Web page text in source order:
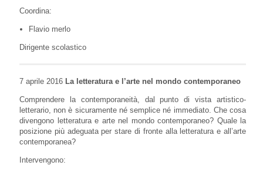
Coordina:
Flavio merlo
Dirigente scolastico
7 aprile 2016 La letteratura e l’arte nel mondo contemporaneo
Comprendere la contemporaneità, dal punto di vista artistico-
letterario, non è sicuramente né semplice né immediato. Che cosa
divengono letteratura e arte nel mondo contemporaneo? Quale la
posizione più adeguata per stare di fronte alla letteratura e all’arte
contemporanea?
Intervengono: